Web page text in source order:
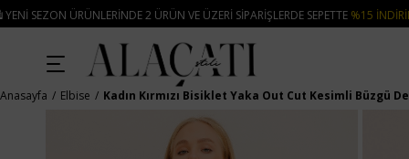
2 ÜRÜN VE ÜZERI SIPARIŞLERDE SEPETTE%15 İNDIRIM • 🚚 KREDI
Anasayfa Elbise Kadın Kırmızı Bisiklet Yaka Out Cut Kesimli Büzgü